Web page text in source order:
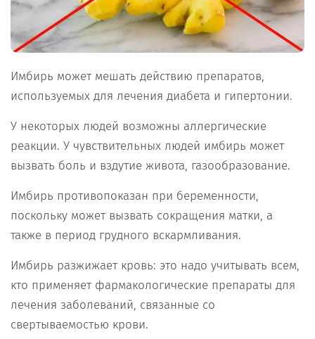
Имбирь может мешать действию препаратов,
используемых для лечения диабета и гипертонии.
У некоторых людей возможны аллергические
реакции. У чувствительных людей имбирь может
вызвать боль и вздутие живота, газообразование.
Имбирь противопоказан при беременности,
поскольку может вызвать сокращения матки, а
также в период грудного вскармливания.
Имбирь разжижает кровь: это надо учитывать всем,
кто применяет фармакологические препараты для
лечения заболеваний, связанные со
свертываемостью крови.